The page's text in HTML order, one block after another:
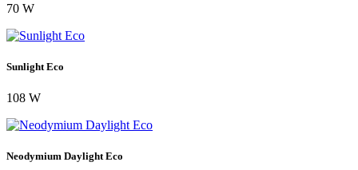
70 W
Sunlight Eco
108 W
Neodymium Daylight Eco